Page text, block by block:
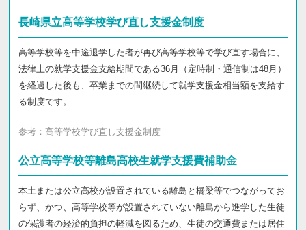
長崎県立高等学校学び直し支援金制度
高等学校等を中途退学した者が再び高等学校等で学び直す場合に、
法律上の就学支援金支給期間である36月（定時制・通信制は48月）
を経過した後も、卒業までの間継続して就学支援金相当額を支給す
る制度です。
参考： 高等学校学び直し支援金制度
公立高等学校等離島高校生就学支援費補助金
本土または公立高校が設置されている離島と橋梁等でつながってお
らず、かつ、高等学校等が設置されていない離島から進学した生徒
の保護者の経済的負担の軽減を図るため、生徒の交通費または居住